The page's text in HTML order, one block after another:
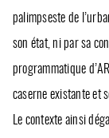
palimpseste de
son état, ni par sa
programmatique
caserne existante et
Le contexte ainsi